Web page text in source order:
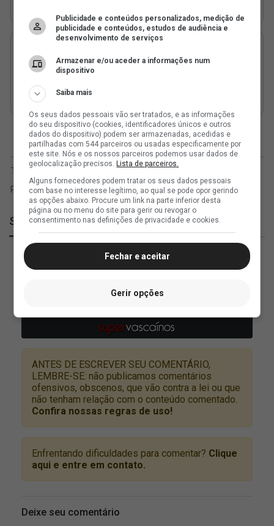
SuperVasco
Publicidade e conteúdos personalizados, medição de
publicidade e conteúdos, estudos de audiência e
desenvolvimento de serviços
Armazenar e/ou aceder a informações num
dispositivo
Saiba mais
Os seus dados pessoais vão ser tratados, e as informações
do seu dispositivo (cookies, identificadores únicos e outros
dados do dispositivo) podem ser armazenadas, acedidas e
partilhadas com 544 parceiros ou usadas especificamente por
este site. Nós e os nossos parceiros podemos usar dados de
geolocalização precisos.Lista de parceiros.
Alguns fornecedores podem tratar os seus dados pessoais
com base no interesse legítimo, ao qual se pode opor gerindo
as opções abaixo. Procure um link na parte inferior desta
página ou no menu do site para gerir ou revogar o
consentimento nas definições de privacidade e cookies.
Fechar e aceitar
Gerir opções